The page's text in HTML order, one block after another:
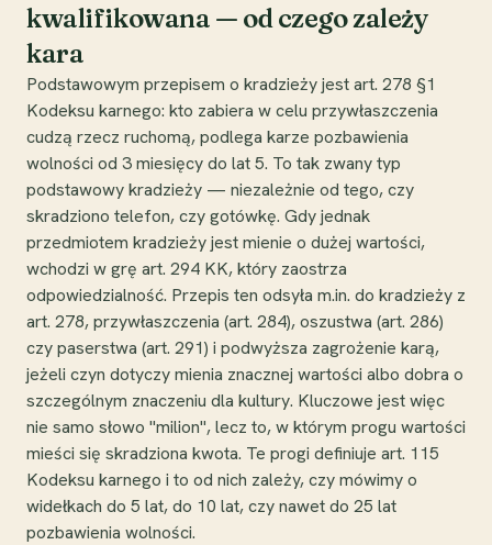
kwalifikowana — od czego zależy
kara
Podstawowym przepisem o kradzieży jest art. 278 §1
Kodeksu karnego: kto zabiera w celu przywłaszczenia
cudzą rzecz ruchomą, podlega karze pozbawienia
wolności od 3 miesięcy do lat 5. To tak zwany typ
podstawowy kradzieży — niezależnie od tego, czy
skradziono telefon, czy gotówkę. Gdy jednak
przedmiotem kradzieży jest mienie o dużej wartości,
wchodzi w grę art. 294 KK, który zaostrza
odpowiedzialność. Przepis ten odsyła m.in. do kradzieży z
art. 278, przywłaszczenia (art. 284), oszustwa (art. 286)
czy paserstwa (art. 291) i podwyższa zagrożenie karą,
jeżeli czyn dotyczy mienia znacznej wartości albo dobra o
szczególnym znaczeniu dla kultury. Kluczowe jest więc
nie samo słowo "milion", lecz to, w którym progu wartości
mieści się skradziona kwota. Te progi definiuje art. 115
Kodeksu karnego i to od nich zależy, czy mówimy o
widełkach do 5 lat, do 10 lat, czy nawet do 25 lat
pozbawienia wolności.